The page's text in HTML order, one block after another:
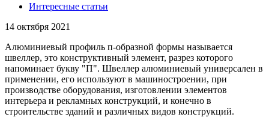
Интересные статьи
14 октября 2021
Алюминиевый профиль п-образной формы называется
швеллер, это конструктивный элемент, разрез которого
напоминает букву "П". Швеллер алюминиевый универсален в
применении, его используют в машиностроении, при
производстве оборудования, изготовлении элементов
интерьера и рекламных конструкций, и конечно в
строительстве зданий и различных видов конструкций.